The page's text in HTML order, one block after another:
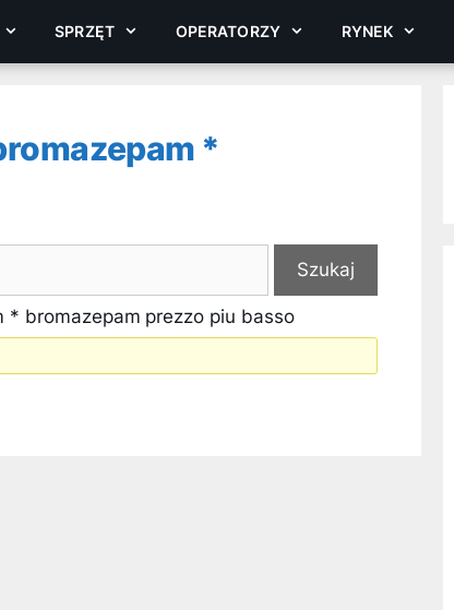
SPRZĘT OPERATORZY RYNEK
*
* bromazepam prezzo piu basso